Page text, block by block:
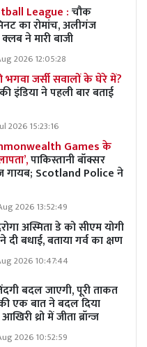
League :चौक
का रोमांच, अलीगंज
ने मारी बाजी
2026 12:05:28
भगवा जर्सी सवालों के घेरे में?
इंडिया ने पहली बार बताई
2026 15:23:16
Games के
पाकिस्तानी बॉक्सर
गायब; Scotland Police ने
2026 13:52:49
अस्मिता डे को सीएम योगी
बधाई, बताया गर्व का क्षण
2026 10:47:44
बदल जाएगी, पूरी ताकत
एक बात ने बदल दिया
थ्रो में जीता ब्रॉन्ज
2026 10:52:59